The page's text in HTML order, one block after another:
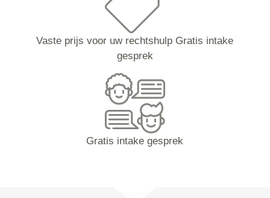
Vaste prijs voor uw rechtshulp Gratis intake
gesprek
Gratis intake gesprek